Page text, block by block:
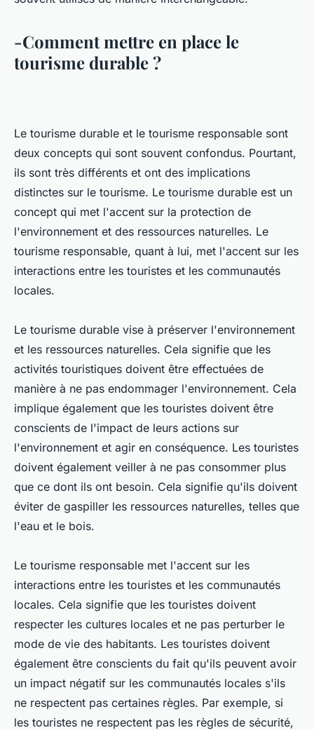
-Comment mettre en place le
tourisme durable ?
Le tourisme durable et le tourisme responsable sont
deux concepts qui sont souvent confondus. Pourtant,
ils sont très différents et ont des implications
distinctes sur le tourisme. Le tourisme durable est un
concept qui met l'accent sur la protection de
l'environnement et des ressources naturelles. Le
tourisme responsable, quant à lui, met l'accent sur les
interactions entre les touristes et les communautés
locales.
Le tourisme durable vise à préserver l'environnement
et les ressources naturelles. Cela signifie que les
activités touristiques doivent être effectuées de
manière à ne pas endommager l'environnement. Cela
implique également que les touristes doivent être
conscients de l'impact de leurs actions sur
l'environnement et agir en conséquence. Les touristes
doivent également veiller à ne pas consommer plus
que ce dont ils ont besoin. Cela signifie qu'ils doivent
éviter de gaspiller les ressources naturelles, telles que
l'eau et le bois.
Le tourisme responsable met l'accent sur les
interactions entre les touristes et les communautés
locales. Cela signifie que les touristes doivent
respecter les cultures locales et ne pas perturber le
mode de vie des habitants. Les touristes doivent
également être conscients du fait qu'ils peuvent avoir
un impact négatif sur les communautés locales s'ils
ne respectent pas certaines règles. Par exemple, si
les touristes ne respectent pas les règles de sécurité,